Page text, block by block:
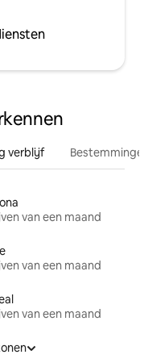
verblijf
van een maand
van een maand
van een maand